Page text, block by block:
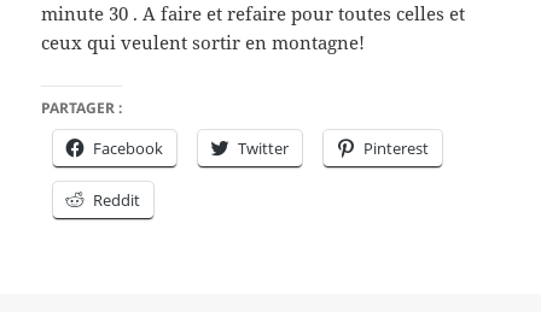
minute 30 . A faire et refaire pour toutes celles et
ceux qui veulent sortir en montagne!
PARTAGER :
Facebook Twitter Pinterest
Reddit